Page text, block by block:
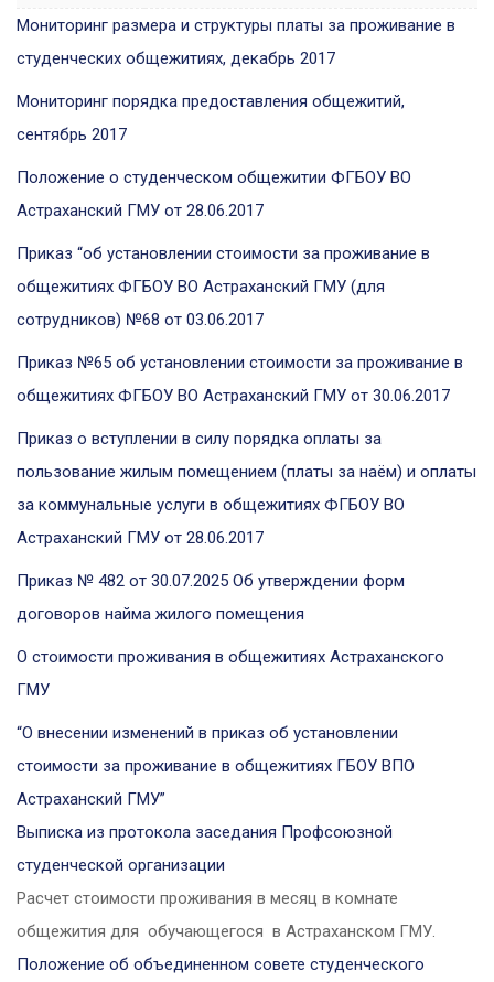
Мониторинг размера и структуры платы за проживание в
студенческих общежитиях, декабрь 2017
Мониторинг порядка предоставления общежитий,
сентябрь 2017
Положение о студенческом общежитии ФГБОУ ВО
Астраханский ГМУ от 28.06.2017
Приказ “об установлении стоимости за проживание в
общежитиях ФГБОУ ВО Астраханский ГМУ (для
сотрудников) №68 от 03.06.2017
Приказ №65 об установлении стоимости за проживание в
общежитиях ФГБОУ ВО Астраханский ГМУ от 30.06.2017
Приказ о вступлении в силу порядка оплаты за
пользование жилым помещением (платы за наём) и оплаты
за коммунальные услуги в общежитиях ФГБОУ ВО
Астраханский ГМУ от 28.06.2017
Приказ № 482 от 30.07.2025 Об утверждении форм
договоров найма жилого помещения
О стоимости проживания в общежитиях Астраханского
ГМУ
“О внесении изменений в приказ об установлении
стоимости за проживание в общежитиях ГБОУ ВПО
Астраханский ГМУ”
Выписка из протокола заседания Профсоюзной
студенческой организации
Расчет стоимости проживания в месяц в комнате
общежития для обучающегося в Астраханском ГМУ.
Положение об объединенном совете студенческого